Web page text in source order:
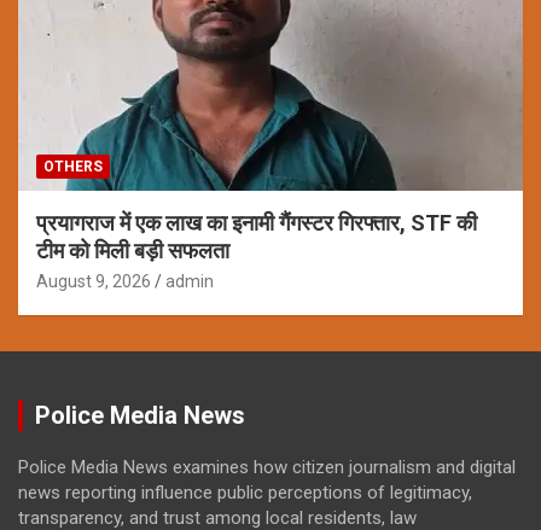
OTHERS
प्रयागराज में एक लाख का इनामी गैंगस्टर गिरफ्तार, STF की
टीम को मिली बड़ी सफलता
August 9, 2026 admin
Police Media News
Police Media News examines how citizen journalism and digital
news reporting influence public perceptions of legitimacy,
transparency, and trust among local residents, law